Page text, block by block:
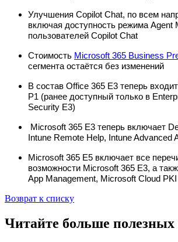
Улучшения Copilot Chat, по всем
включая доступность режима Agent
пользователей Copilot Chat
Стоимость Microsoft 365 Business
сегмента остаётся без изменений
В состав Office 365 E3 теперь
P1 (ранее доступный только в
Security E3)
Microsoft 365 E3 теперь включает
Intune Remote Help, Intune Advanced
Microsoft 365 E5 включает все
возможности Microsoft 365 E3, а
App Management, Microsoft Cloud
Возврат к списку
Читайте больше полезных